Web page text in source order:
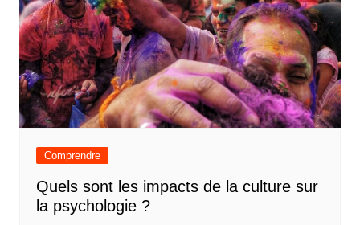
Comprendre
Quels sont les impacts de la culture sur
la psychologie ?